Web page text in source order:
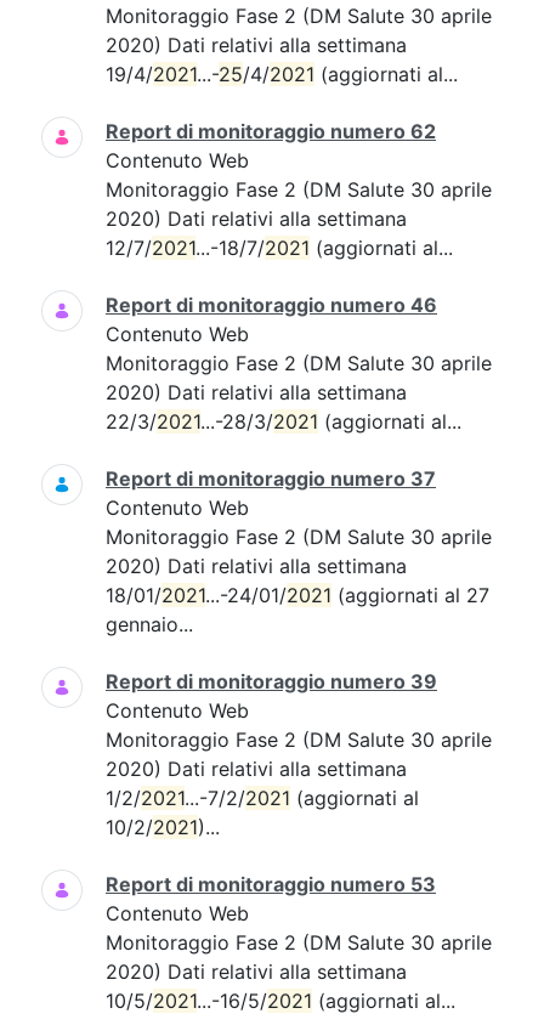
Monitoraggio Fase 2 (DM Salute 30 aprile
2020) Dati relativi alla settimana
19/4/2021...-25/4/2021 (aggiornati al...
Report di monitoraggio numero 62
Contenuto Web
Monitoraggio Fase 2 (DM Salute 30 aprile
2020) Dati relativi alla settimana
12/7/2021...-18/7/2021 (aggiornati al...
Report di monitoraggio numero 46
Contenuto Web
Monitoraggio Fase 2 (DM Salute 30 aprile
2020) Dati relativi alla settimana
22/3/2021...-28/3/2021 (aggiornati al...
Report di monitoraggio numero 37
Contenuto Web
Monitoraggio Fase 2 (DM Salute 30 aprile
2020) Dati relativi alla settimana
18/01/2021...-24/01/2021 (aggiornati al 27
gennaio...
Report di monitoraggio numero 39
Contenuto Web
Monitoraggio Fase 2 (DM Salute 30 aprile
2020) Dati relativi alla settimana
1/2/2021...-7/2/2021 (aggiornati al
10/2/2021)...
Report di monitoraggio numero 53
Contenuto Web
Monitoraggio Fase 2 (DM Salute 30 aprile
2020) Dati relativi alla settimana
10/5/2021...-16/5/2021 (aggiornati al...